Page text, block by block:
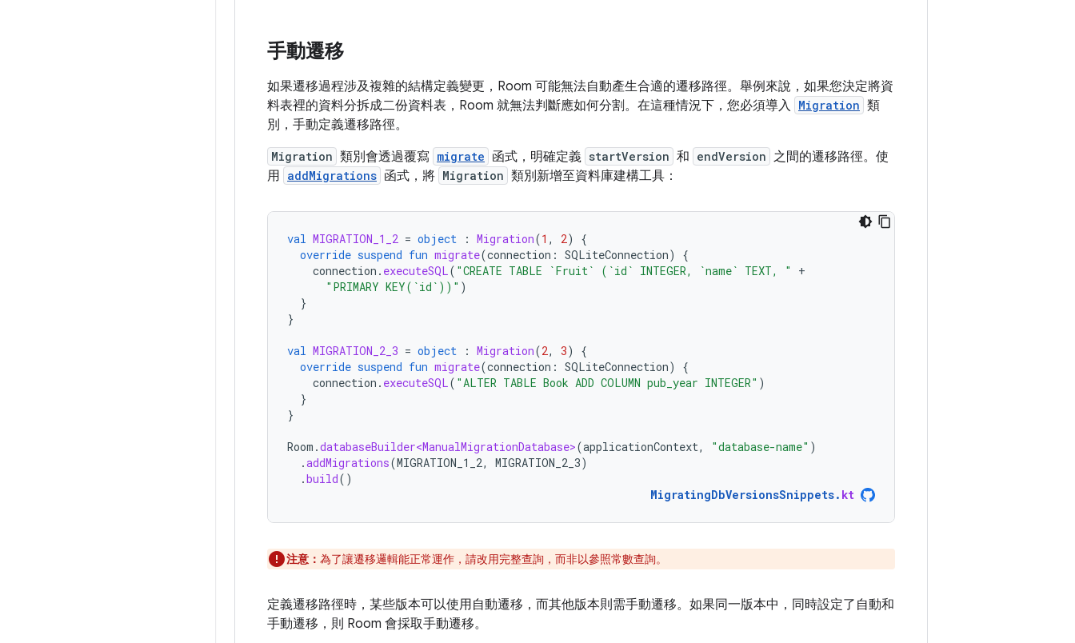
手動遷移
如果遷移過程涉及複雜的結構定義變更，Room 可能無法自動產生合適的遷移路徑。舉例來說，如果您決定將資
料表裡的資料分拆成二份資料表，Room 就無法判斷應如何分割。在這種情況下，您必須導入 Migration 類
別，手動定義遷移路徑。
Migration 類別會透過覆寫 migrate 函式，明確定義 startVersion 和 endVersion 之間的遷移路徑。使
用 addMigrations 函式，將 Migration 類別新增至資料庫建構工具：
val MIGRATION_1_2 = object : Migration(1 , 2)
{
override suspend fun migrate(connection : SQLiteConnection)
{
connection . executeSQL( "CREATE TABLE `Fruit` (`id` INTEGER, `name` TEXT, "
+
"PRIMARY KEY(`id`))" )
}
}
val MIGRATION_2_3 = object : Migration(2, 3)
{
override suspend fun migrate(connection : SQLiteConnection)
{
connection . executeSQL( "ALTER TABLE Book ADD COLUMN pub_year INTEGER" )
}
}
Room .databaseBuilder<ManualMigrationDatabase>(applicationContext, "database-name" )
.addMigrations(MIGRATION_1_2, MIGRATION_2_3)
.build()
MigratingDbVersionsSnippets. kt
注意： 為了讓遷移邏輯能正常運作，請改用完整查詢，而非以參照常數查詢。
定義遷移路徑時，某些版本可以使用自動遷移，而其他版本則需手動遷移。如果同一版本中，同時設定了自動和
手動遷移，則 Room 會採取手動遷移。